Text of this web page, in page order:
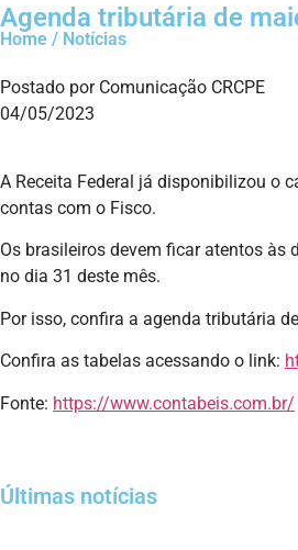
Agenda tributária de
Home / Notícias
Postado por Comunicação CRCPE
04/05/2023
A Receita Federal já disponibilizou o
contas com o Fisco.
Os brasileiros devem ficar atentos às
no dia 31 deste mês.
Por isso, confira a agenda tributária
Confira as tabelas acessando o link:
Fonte: https://www.contabeis.com.br/
Últimas notícias